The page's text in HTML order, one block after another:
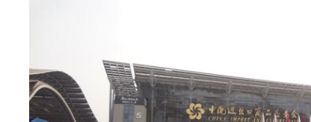
SITEMAP